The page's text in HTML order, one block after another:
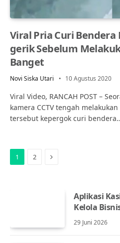
Viral Pria Curi
gerik Sebelum
Banget
Novi Siska Utari 10 Agustus 2020
Viral Video, RANCAH POST –
kamera CCTV tengah
tersebut kepergok curi
1 2 Next
Aplikasi
Kelola
29 Juni 2026